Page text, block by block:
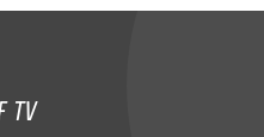
TV